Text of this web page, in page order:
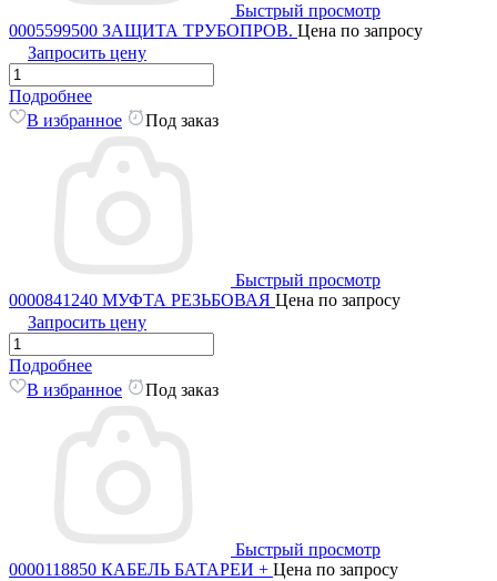
Быстрый просмотр
0005599500 ЗАЩИТА ТРУБОПРОВ. Цена по запросу
Запросить цену
Подробнее
В избранное
Под заказ
Быстрый просмотр
0000841240 МУФТА РЕЗЬБОВАЯ Цена по запросу
Запросить цену
Подробнее
В избранное
Под заказ
Быстрый просмотр
0000118850 КАБЕЛЬ БАТАРЕИ + Цена по запросу